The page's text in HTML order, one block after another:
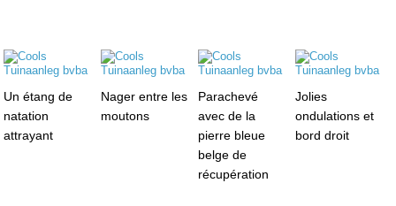
Un étang de
natation
attrayant
Nager entre les
moutons
Parachevé
avec de la
pierre bleue
belge de
récupération
Jolies
ondulations et
bord droit